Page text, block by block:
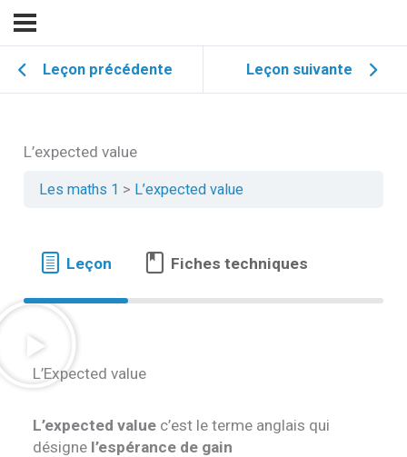
Leçon précédente Leçon suivante
L’expected value
Les maths 1 L’expected value
Leçon Fiches techniques
L’Expected value
L’expected valuec’est le terme anglais qui
désigne l’espérance de gain